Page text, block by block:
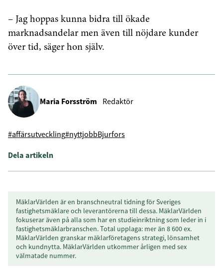
– Jag hoppas kunna bidra till ökade
marknadsandelar men även till nöjdare kunder
över tid, säger hon själv.
Maria Forsström Redaktör
#affärsutveckling#nyttjobbBjurfors
Dela artikeln
MäklarVärlden är en branschneutral tidning för Sveriges
fastighetsmäklare och leverantörerna till dessa. MäklarVärlden
fokuserar även på alla som har en studieinriktning som leder in i
fastighetsmäklarbranschen. Total upplaga: mer än 8 600 ex.
MäklarVärlden granskar mäklarföretagens strategi, lönsamhet
och kundnytta. MäklarVärlden utkommer årligen med sex
välmatade nummer.